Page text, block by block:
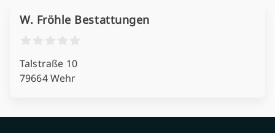
W. Fröhle Bestattungen
Talstraße 10
79664 Wehr